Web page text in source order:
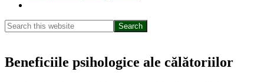
Search
this
Beneficiile psihologice ale călătoriilor